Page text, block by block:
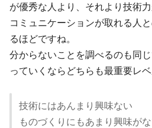
が優秀な人より、それより技術
コミュニケーションが取れる人
るほどですね。
分からないことを調べるのも同
っていくならどちらも最重要レ
技術にはあんまり興味ない
ものづくりにもあまり興味が